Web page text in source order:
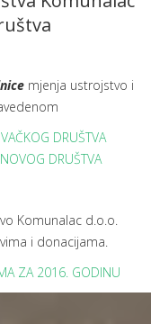
mjenja ustrojstvo i
DRUŠTVA
DRUŠTVA
Komunalac d.o.o.
i donacijama.
ZA 2016. GODINU